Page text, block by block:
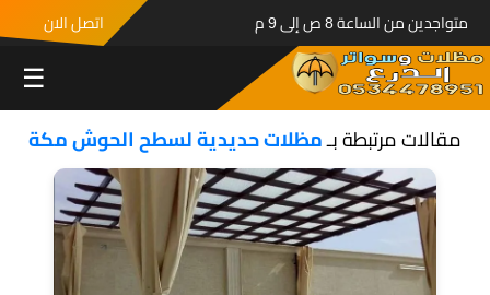
متواجدين من الساعة 8 ص إلى 9 م اتصل الان
☰
مقالات مرتبطة بـمظلات حديدية لسطح الحوش مكة